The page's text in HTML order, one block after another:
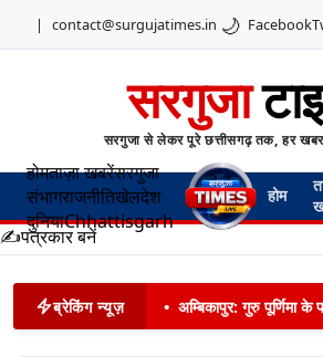
| contact@surgujatimes.in 🌙 Facebook
सरगुजा
सरगुजा से लेकर पूरे छत्तीसगढ़ तक, हर
होमताज़ा खबरेंसरगुजा
संभागराजनीतिखेलदेश
दुनियाChhattisgarh
होम
✍️पत्रकार बनें
ब्रेकिंग न्यूज़ • अम्बिकापुर: गुरु पूर्णिमा